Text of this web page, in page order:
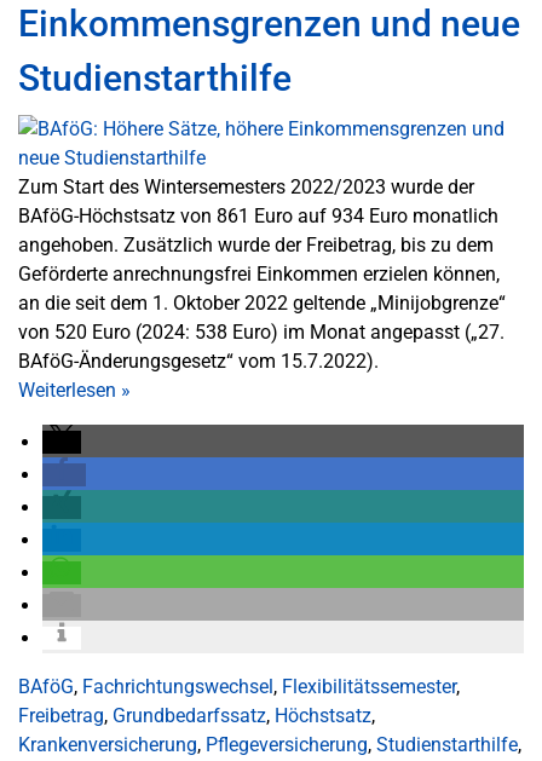
Einkommensgrenzen und neue
Studienstarthilfe
Zum Start des Wintersemesters 2022/2023 wurde der
BAföG-Höchstsatz von 861 Euro auf 934 Euro monatlich
angehoben. Zusätzlich wurde der Freibetrag, bis zu dem
Geförderte anrechnungsfrei Einkommen erzielen können,
an die seit dem 1. Oktober 2022 geltende „Minijobgrenze“
von 520 Euro (2024: 538 Euro) im Monat angepasst („27.
BAföG-Änderungsgesetz“ vom 15.7.2022).
Weiterlesen »
BAföG, Fachrichtungswechsel, Flexibilitätssemester,
Freibetrag, Grundbedarfssatz, Höchstsatz,
Krankenversicherung, Pflegeversicherung, Studienstarthilfe,